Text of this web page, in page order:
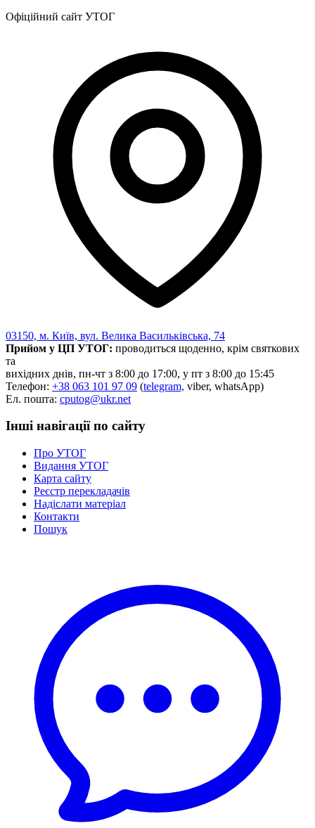
Офіційний сайт УТОГ
03150, м. Київ, вул. Велика Васильківська, 74
Прийом у ЦП УТОГ: проводиться щоденно, крім святкових
та
вихідних днів, пн-чт з 8:00 до 17:00, у пт з 8:00 до 15:45
Телефон: +38 063 101 97 09 (telegram, viber, whatsApp)
Ел. пошта: cputog@ukr.net
Інші навігації по сайту
Про УТОГ
Видання УТОГ
Карта сайту
Реєстр перекладачів
Надіслати матеріал
Контакти
Пошук